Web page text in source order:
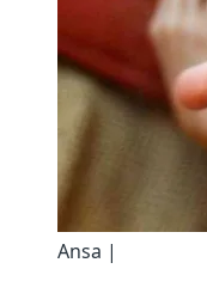
Ansa |